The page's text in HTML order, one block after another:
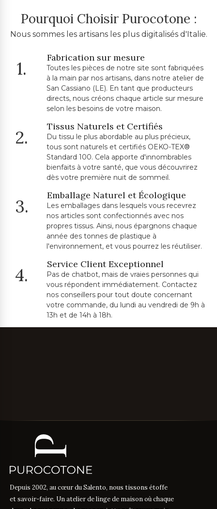
Pourquoi Choisir Purocotone :
Nous sommes les artisans les plus digitalisés d'Italie.
1.
Fabrication sur mesure
Toutes les pièces de notre site sont fabriquées
à la main par nos artisans, dans notre atelier de
San Cassiano (LE). En tant que producteurs
directs, nous créons chaque article sur mesure
selon les besoins de votre maison.
2.
Tissus Naturels et Certifiés
Du tissu le plus abordable au plus précieux,
tous sont naturels et certifiés OEKO-TEX®
Standard 100. Cela apporte d'innombrables
bienfaits à votre santé, que vous découvrirez
dès votre première nuit de sommeil.
3.
Emballage Naturel et Écologique
Les emballages dans lesquels vous recevrez
nos articles sont confectionnés avec nos
propres tissus. Ainsi, nous épargnons chaque
année des tonnes de plastique à
l'environnement, et vous pourrez les réutiliser.
4.
Service Client Exceptionnel
Pas de chatbot, mais de vraies personnes qui
vous répondent immédiatement. Contactez
nos conseillers pour tout doute concernant
votre commande, du lundi au vendredi de 9h à
13h et de 14h à 18h.
Depuis 2002, au cœur du Salento, nous tissons étoffe
et savoir-faire. Un atelier de linge de maison où chaque